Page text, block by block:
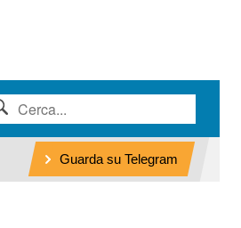
Guarda su Telegram